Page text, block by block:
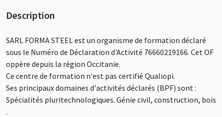
Description
SARL FORMA STEEL est un organisme de formation déclaré
sous le Numéro de Déclaration d'Activité 76660219166. Cet OF
oppère depuis la région Occitanie.
Ce centre de formation n'est pas certifié Qualiopi.
Ses principaux domaines d'activités déclarés (BPF) sont :
Spécialités pluritechnologiques. Génie civil, construction, bois
.